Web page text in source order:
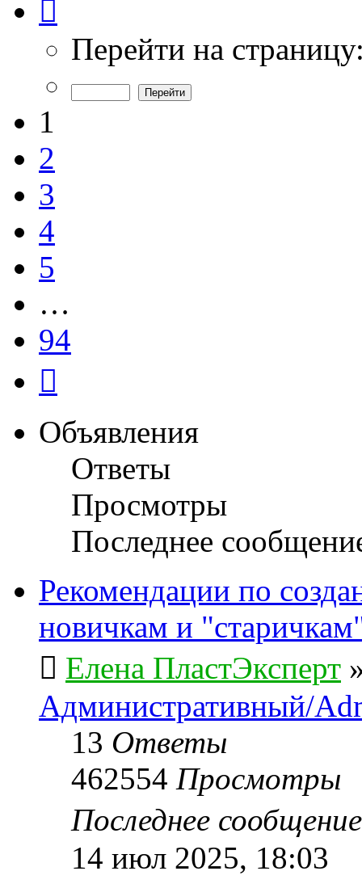
из
Перейти на
1
2
3
4
5
…
94
Объявления
Ответы
Просмотры
Последнее
Рекомендации по
новичкам и
Елена ПластЭксперт
Административный/
13 Ответы
462554 Просмотры
Последнее
14 июл 2025, 18:03